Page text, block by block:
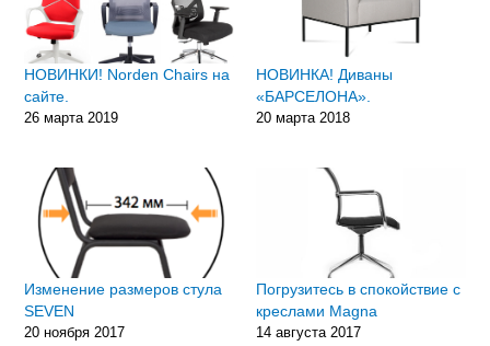
НОВИНКИ! Norden Chairs на
сайте.
26 марта 2019
НОВИНКА! Диваны
«БАРСЕЛОНА».
20 марта 2018
Изменение размеров стула
SEVEN
20 ноября 2017
Погрузитесь в спокойствие с
креслами Magna
14 августа 2017